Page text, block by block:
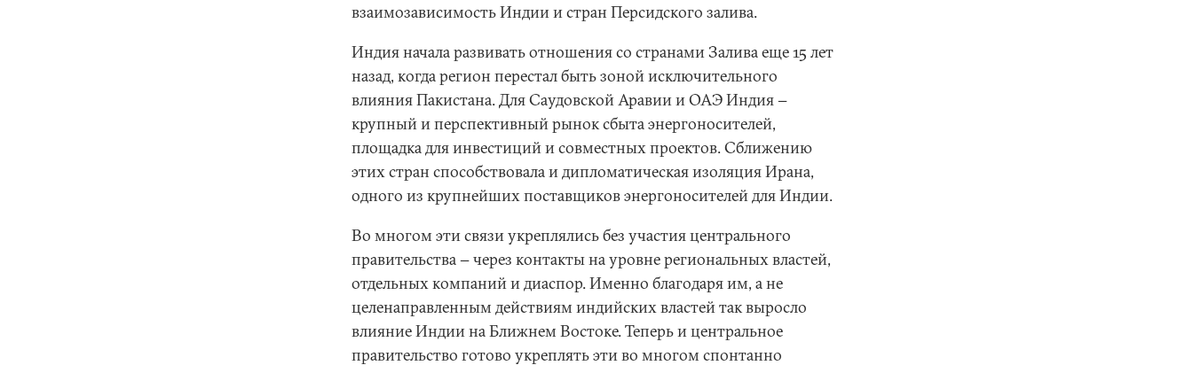
взаимозависимость Индии и стран Персидского залива.
Индия начала развивать отношения со странами Залива еще 15 лет
назад, когда регион перестал быть зоной исключительного
влияния Пакистана. Для Саудовской Аравии и ОАЭ Индия −
крупный и перспективный рынок сбыта энергоносителей,
площадка для инвестиций и совместных проектов. Сближению
этих стран способствовала и дипломатическая изоляция Ирана,
одного из крупнейших поставщиков энергоносителей для Индии.
Во многом эти связи укреплялись без участия центрального
правительства − через контакты на уровне региональных властей,
отдельных компаний и диаспор. Именно благодаря им, а не
целенаправленным действиям индийских властей так выросло
влияние Индии на Ближнем Востоке. Теперь и центральное
правительство готово укреплять эти во многом спонтанно